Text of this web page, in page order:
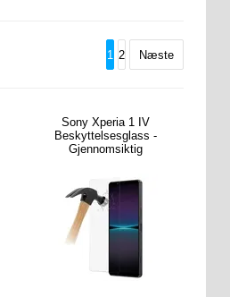
1 2 Næste
Sony Xperia 1 IV
Beskyttelsesglass -
Gjennomsiktig